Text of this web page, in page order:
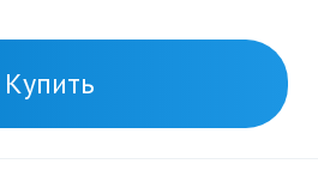
Купить